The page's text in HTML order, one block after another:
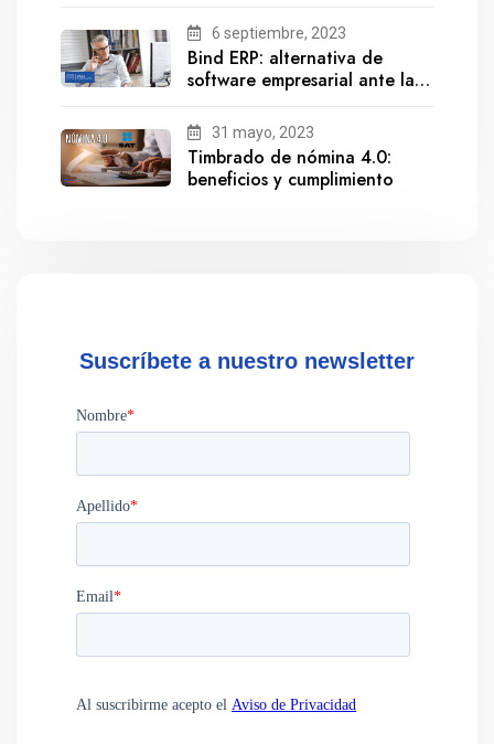
6 septiembre, 2023
Bind ERP: alternativa de
software empresarial ante la
31 mayo, 2023
Timbrado de nómina 4.0:
beneficios y cumplimiento
Suscríbete a nuestro newsletter